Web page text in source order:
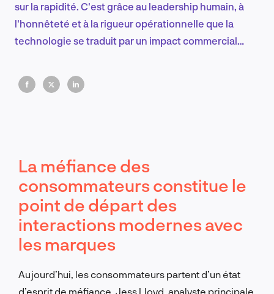
FR
sur la rapidité. C'est grâce au leadership humain, à
l'honnêteté et à la rigueur opérationnelle que la
technologie se traduit par un impact commercial
La méfiance des
consommateurs constitue le
point de départ des
interactions modernes avec
les marques
Aujourd’hui, les consommateurs partent d’un état
d’esprit de méfiance. Jess Lloyd, analyste principale